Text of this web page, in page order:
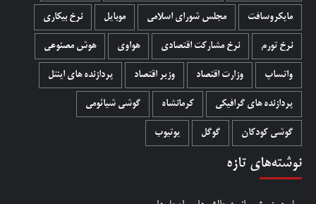
مایکروسافت مجلس شورای اسلامی موبایل نرخ بیکاری
نرخ تورم نرخ مشارکت اقتصادی هواوی هوش مصنوعی
واتساپ وزارت اقتصاد وزیر اقتصاد پردازنده های اینتل
پردازنده های گرافیکی کرمانشاه گوشی شیائومی
گوشی کودکان گوگل یوتیوب
نوشته‌های تازه